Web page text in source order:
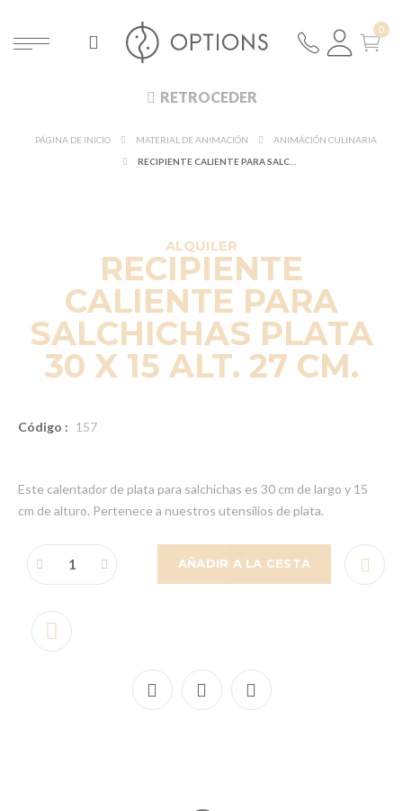
RETROCEDER
PÁGINA DE INICIO MATERIAL DE ANIMACIÓN
ANIMÁCIÓN CULINARIA
ALQUILER
RECIPIENTE
CALIENTE PARA
SALCHICHAS PLATA
30 X 15 ALT. 27 CM.
Código : 157
Este calentador de plata para salchichas es 30 cm de largo y 15
cm de alturo. Pertenece a nuestros utensilios de plata.
AÑADIR A LA CESTA